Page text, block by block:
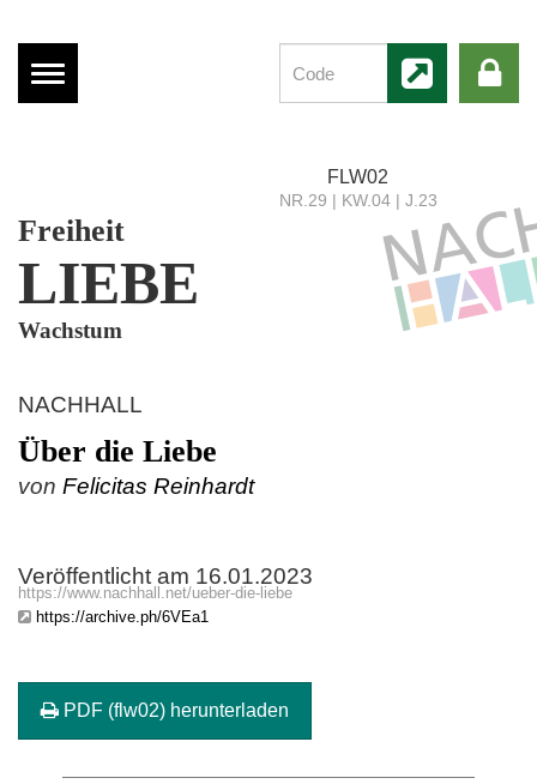
Menü
anzeigen
Freiheit
LIEBE
Wachstum
FLW02
NR.29 | KW.04 | J.23
NACHHALL
Über die Liebe
von Felicitas Reinhardt
Veröffentlicht am 16.01.2023
https://www.nachhall.net/ueber-die-liebe
https://archive.ph/6VEa1
PDF (flw02) herunterladen